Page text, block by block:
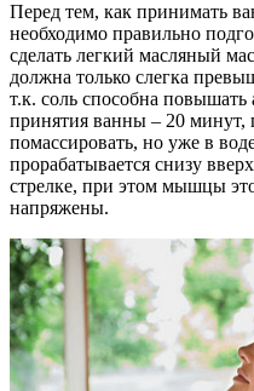
Перед тем, как принимать
необходимо правильно
сделать легкий масляный
должна только слегка
т.к. соль способна
принятия ванны – 20 минут,
помассировать, но уже в
прорабатывается снизу
стрелке, при этом мышцы
напряжены.